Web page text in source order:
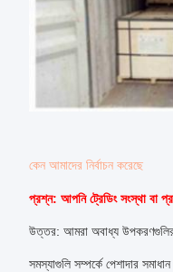
কেন আমাদের নির্বাচন করেছে
প্রশ্ন: আপনি ট্রেডিং সংস্থা বা
উত্তর: আমরা অবাধ্য উপকরণগুলির
সমস্যাগুলি সম্পর্কে পেশাদার